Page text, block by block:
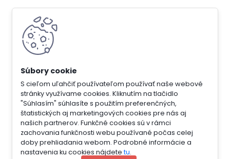
S cieľom uľahčiť používateľom používať naše webové
stránky využívame cookies. Kliknutím na tlačidlo
"Súhlasím" súhlasíte s použitím preferenčných,
štatistických aj marketingových cookies pre nás aj
našich partnerov. Funkčné cookies sú v rámci
zachovania funkčnosti webu používané počas celej
doby prehliadania webom. Podrobné informácie a
nastavenia ku cookies nájdete tu.